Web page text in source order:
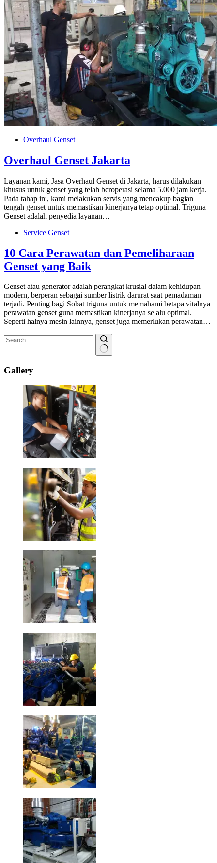
Overhaul Genset
Overhaul Genset Jakarta
Layanan kami, Jasa Overhaul Genset di Jakarta, harus dilakukan
khusus untuk genset yang telah beroperasi selama 5.000 jam kerja.
Pada tahap ini, kami melakukan servis yang mencakup bagian
tengah genset untuk memastikan kinerjanya tetap optimal. Triguna
Genset adalah penyedia layanan…
Service Genset
10 Cara Perawatan dan Pemeliharaan
Genset yang Baik
Genset atau generator adalah perangkat krusial dalam kehidupan
modern, berperan sebagai sumber listrik darurat saat pemadaman
terjadi. Penting bagi Sobat triguna untuk memahami betapa vitalnya
perawatan genset guna memastikan kinerjanya selalu optimal.
Seperti halnya mesin lainnya, genset juga memerlukan perawatan…
results
Gallery